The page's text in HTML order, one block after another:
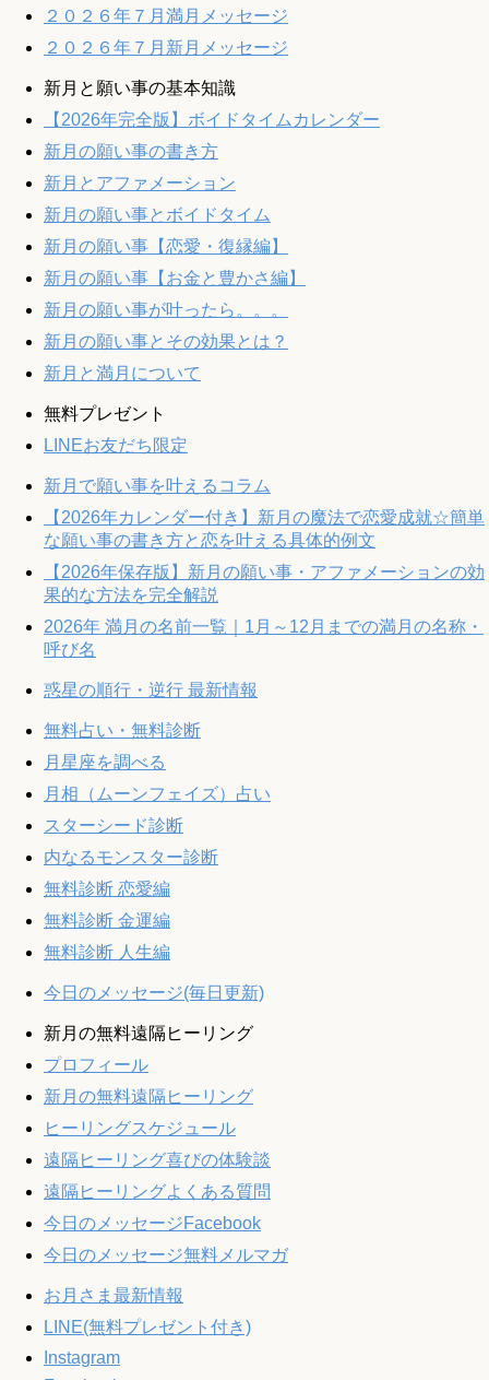
２０２６年７月満月メッセージ
２０２６年７月新月メッセージ
新月と願い事の基本知識
【2026年完全版】ボイドタイムカレンダー
新月の願い事の書き方
新月とアファメーション
新月の願い事とボイドタイム
新月の願い事【恋愛・復縁編】
新月の願い事【お金と豊かさ編】
新月の願い事が叶ったら。。。
新月の願い事とその効果とは？
新月と満月について
無料プレゼント
LINEお友だち限定
新月で願い事を叶えるコラム
【2026年カレンダー付き】新月の魔法で恋愛成就☆簡単
な願い事の書き方と恋を叶える具体的例文
【2026年保存版】新月の願い事・アファメーションの効
果的な方法を完全解説
2026年 満月の名前一覧｜1月～12月までの満月の名称・
呼び名
惑星の順行・逆行 最新情報
無料占い・無料診断
月星座を調べる
月相（ムーンフェイズ）占い
スターシード診断
内なるモンスター診断
無料診断 恋愛編
無料診断 金運編
無料診断 人生編
今日のメッセージ(毎日更新)
新月の無料遠隔ヒーリング
プロフィール
新月の無料遠隔ヒーリング
ヒーリングスケジュール
遠隔ヒーリング喜びの体験談
遠隔ヒーリングよくある質問
今日のメッセージFacebook
今日のメッセージ無料メルマガ
お月さま最新情報
LINE(無料プレゼント付き)
Instagram